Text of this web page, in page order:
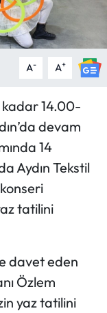
A- A+
kadar 14.00-
devam
14
Aydın Tekstil
tatilini
davet eden
Özlem
yaz tatilini